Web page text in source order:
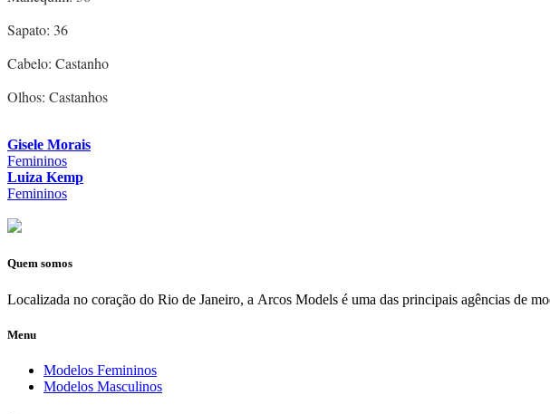
Sapato: 36
Cabelo: Castanho
Olhos: Castanhos
Gisele Morais
Femininos
Luiza Kemp
Femininos
Quem somos
Localizada no coração do Rio de Janeiro, a Arcos Models é uma das principais agências de
Menu
Modelos Femininos
Modelos Masculinos